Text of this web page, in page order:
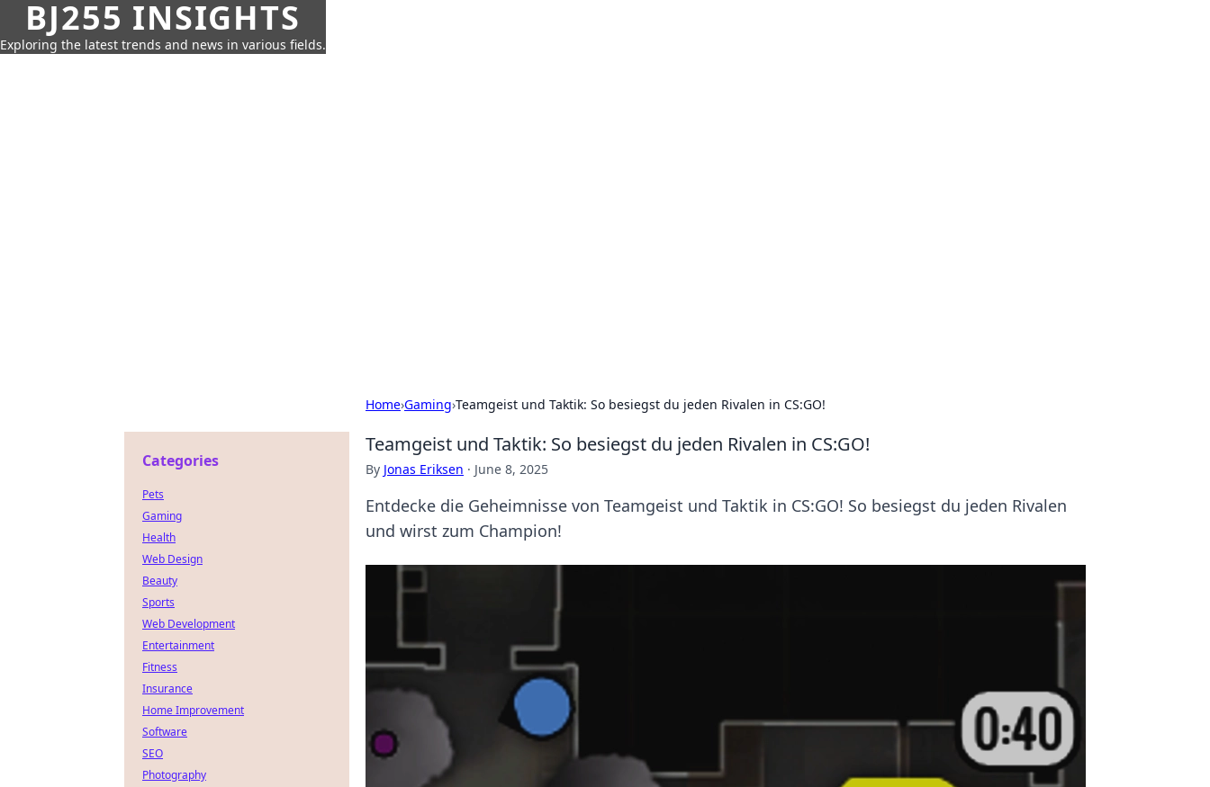
BJ255 INSIGHTS
Exploring the latest trends and news in various fields.
Home›Gaming›Teamgeist und Taktik: So besiegst du jeden Rivalen in CS:GO!
Teamgeist und Taktik: So besiegst du jeden Rivalen in CS:GO!
By Jonas Eriksen · June 8, 2025
Entdecke die Geheimnisse von Teamgeist und Taktik in CS:GO! So besiegst du jeden Rivalen
und wirst zum Champion!
Categories
Pets
Gaming
Health
Web Design
Beauty
Sports
Web Development
Entertainment
Fitness
Insurance
Home Improvement
Software
SEO
Photography